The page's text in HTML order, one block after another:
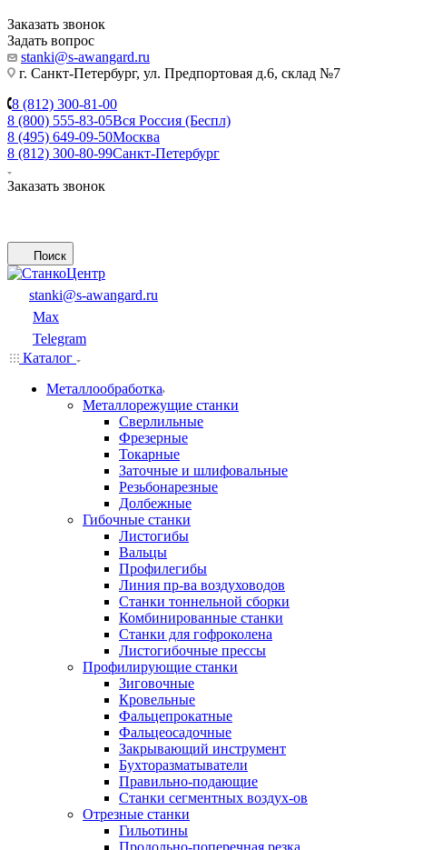
Заказать звонок
Задать вопрос
stanki@s-awangard.ru
г. Санкт-Петербург, ул. Предпортовая д.6, склад №7
8 (812) 300-81-00
8 (800) 555-83-05Вся Россия (Беспл)
8 (495) 649-09-50Москва
8 (812) 300-80-99Санкт-Петербург
Заказать звонок
Поиск
stanki@s-awangard.ru
Max
Telegram
Каталог
Металлообработка
Металлорежущие станки
Сверлильные
Фрезерные
Токарные
Заточные и шлифовальные
Резьбонарезные
Долбежные
Гибочные станки
Листогибы
Вальцы
Профилегибы
Линия пр-ва воздуховодов
Станки тоннельной сборки
Комбинированные станки
Станки для гофроколена
Листогибочные прессы
Профилирующие станки
Зиговочные
Кровельные
Фальцепрокатные
Фальцеосадочные
Закрывающий инструмент
Бухторазматыватели
Правильно-подающие
Станки сегментных воздух-ов
Отрезные станки
Гильотины
Продольно-поперечная резка